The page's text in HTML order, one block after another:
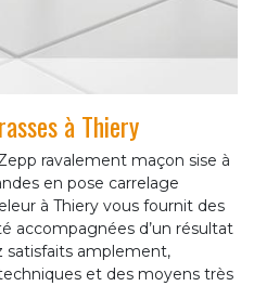
à Thiery
ravalement maçon sise à
en pose carrelage
à Thiery vous fournit des
accompagnées d’un résultat
satisfaits amplement,
et des moyens très